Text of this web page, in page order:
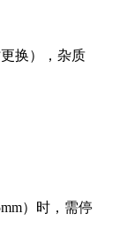
换），杂质
）时，需停